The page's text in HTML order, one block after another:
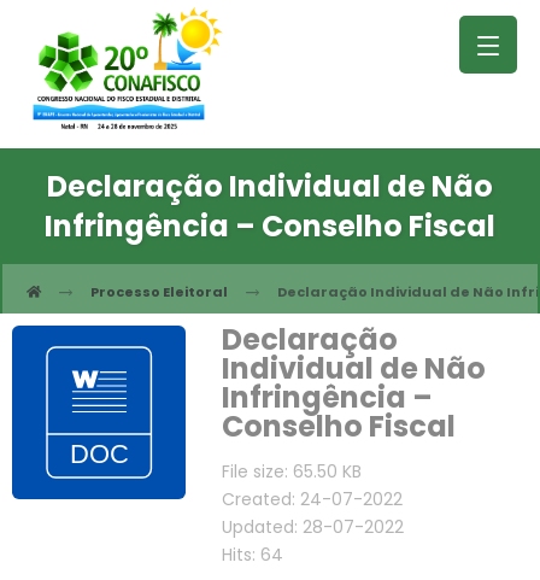
Declaração Individual de Não
Infringência – Conselho Fiscal
Processo Eleitoral Declaração Individual de Não
Declaração
Individual de Não
Infringência –
Conselho Fiscal
File size: 65.50 KB
Created: 24-07-2022
Updated: 28-07-2022
Hits: 64